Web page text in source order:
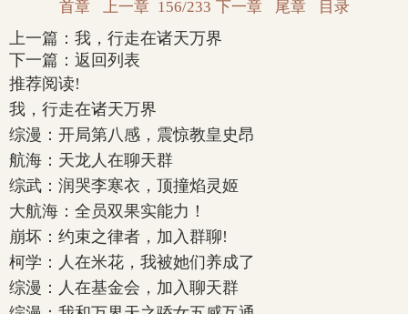
首章 上一章 156/233 下一章 尾章 目录
上一篇： 我，行走在诸天万界
下一篇： 返回列表
推荐阅读!
我，行走在诸天万界
综漫：开局第八感，震惊教皇史昂
航海：天龙人在聊天群
综武：润哭李寒衣，顶撞焰灵姬
大航海：全员双果实能力！
崩坏：约束之律者，加入群聊!
柯学：人在米花，我被她们养成了
综漫：人在基金会，加入聊天群